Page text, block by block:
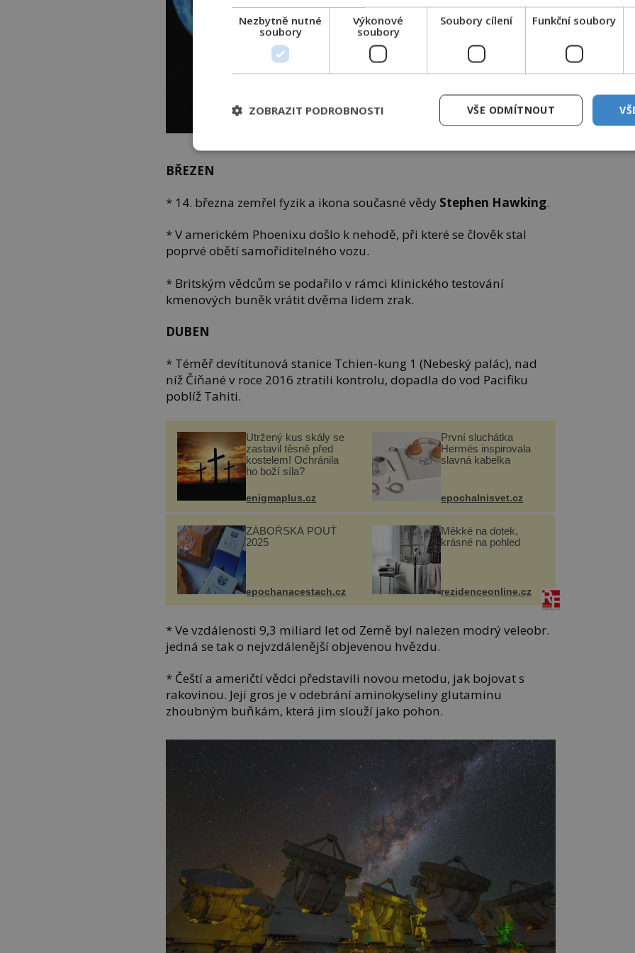
BŘEZEN
* 14. března zemřel fyzik a ikona současné vědy Stephen Hawking.
* V americkém Phoenixu došlo k nehodě, při které se člověk stal
poprvé obětí samořiditelného vozu.
* Britským vědcům se podařilo v rámci klinického testování
kmenových buněk vrátit dvěma lidem zrak.
DUBEN
* Téměř devítitunová stanice Tchien-kung 1 (Nebeský palác), nad
níž Číňané v roce 2016 ztratili kontrolu, dopadla do vod Pacifiku
poblíž Tahiti.
Utržený kus skály se
zastavil těsně před
kostelem! Ochránila
ho boží síla?
enigmaplus.cz
První sluchátka
Hermés inspirovala
slavná kabelka
epochalnisvet.cz
ZÁBOŘSKÁ POUŤ
2025
epochanacestach.cz
Měkké na dotek,
krásné na pohled
rezidenceonline.cz
* Ve vzdálenosti 9,3 miliard let od Země byl nalezen modrý veleobr.
jedná se tak o nejvzdálenější objevenou hvězdu.
* Čeští a američtí vědci představili novou metodu, jak bojovat s
rakovinou. Její gros je v odebrání aminokyseliny glutaminu
zhoubným buňkám, která jim slouží jako pohon.
Nezbytně nutné
soubory
Výkonové
soubory
Soubory cílení Funkční soubory
VŠE ODMÍTNOUT
ZOBRAZIT PODROBNOSTI